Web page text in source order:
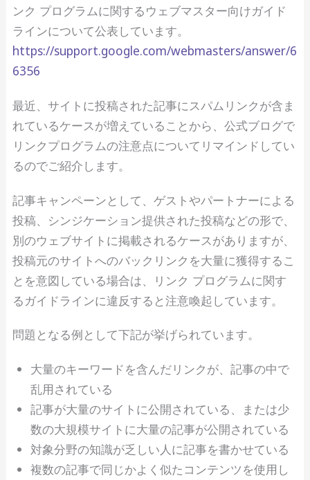
ンク プログラムに関するウェブマスター向けガイド
ラインについて公表しています。
https://support.google.com/webmasters/answer/6
6356
最近、サイトに投稿された記事にスパムリンクが含ま
れているケースが増えていることから、公式ブログで
リンクプログラムの注意点についてリマインドしてい
るのでご紹介します。
記事キャンペーンとして、ゲストやパートナーによる
投稿、シンジケーション提供された投稿などの形で、
別のウェブサイトに掲載されるケースがありますが、
投稿元のサイトへのバックリンクを大量に獲得するこ
とを意図している場合は、リンク プログラムに関す
るガイドラインに違反すると注意喚起しています。
問題となる例として下記が挙げられています。
大量のキーワードを含んだリンクが、記事の中で
乱用されている
記事が大量のサイトに公開されている、または少
数の大規模サイトに大量の記事が公開されている
対象分野の知識が乏しい人に記事を書かせている
複数の記事で同じかよく似たコンテンツを使用し